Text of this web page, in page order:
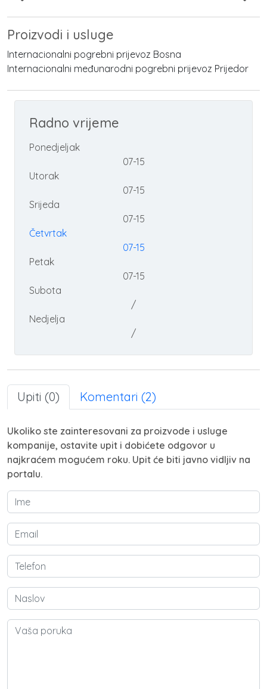
Proizvodi i usluge
Internacionalni pogrebni prijevoz Bosna
Internacionalni međunarodni pogrebni prijevoz Prijedor
Radno vrijeme
Ponedjeljak
07-15
Utorak
07-15
Srijeda
07-15
Četvrtak
07-15
Petak
07-15
Subota
/
Nedjelja
/
Upiti (0) Komentari (2)
Ukoliko ste zainteresovani za proizvode i usluge
kompanije, ostavite upit i dobićete odgovor u
najkraćem mogućem roku. Upit će biti javno vidljiv na
portalu.